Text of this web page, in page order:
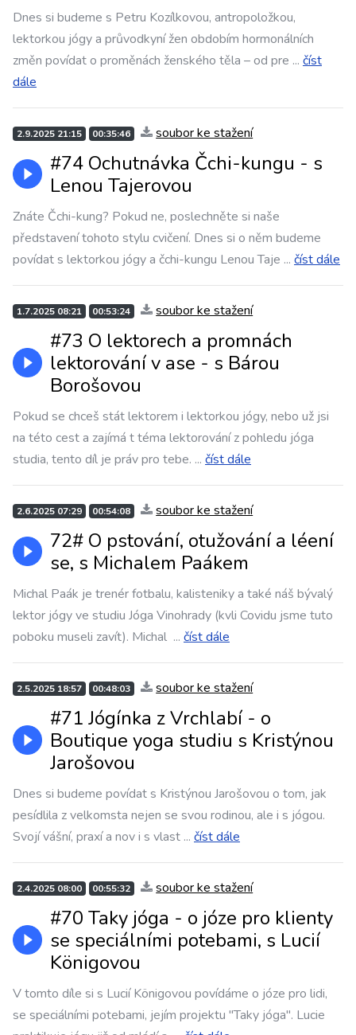
Dnes si budeme s Petru Kozílkovou, antropoložkou,
lektorkou jógy a průvodkyní žen obdobím hormonálních
změn povídat o proměnách ženského těla – od pre ... číst
dále
2.9.2025 21:15 00:35:46 soubor ke stažení
#74 Ochutnávka Čchi-kungu - s
Lenou Tajerovou
Znáte Čchi-kung? Pokud ne, poslechněte si naše
představení tohoto stylu cvičení. Dnes si o něm budeme
povídat s lektorkou jógy a čchi-kungu Lenou Taje ... číst dále
1.7.2025 08:21 00:53:24 soubor ke stažení
#73 O lektorech a promnách
lektorování v ase - s Bárou
Borošovou
Pokud se chceš stát lektorem i lektorkou jógy, nebo už jsi
na této cest a zajímá t téma lektorování z pohledu jóga
studia, tento díl je práv pro tebe. ... číst dále
2.6.2025 07:29 00:54:08 soubor ke stažení
72# O pstování, otužování a léení
se, s Michalem Paákem
Michal Paák je trenér fotbalu, kalisteniky a také náš bývalý
lektor jógy ve studiu Jóga Vinohrady (kvli Covidu jsme tuto
poboku museli zavít). Michal ... číst dále
2.5.2025 18:57 00:48:03 soubor ke stažení
#71 Jógínka z Vrchlabí - o
Boutique yoga studiu s Kristýnou
Jarošovou
Dnes si budeme povídat s Kristýnou Jarošovou o tom, jak
pesídlila z velkomsta nejen se svou rodinou, ale i s jógou.
Svojí vášní, praxí a nov i s vlast ... číst dále
2.4.2025 08:00 00:55:32 soubor ke stažení
#70 Taky jóga - o józe pro klienty
se speciálními potebami, s Lucií
Königovou
V tomto díle si s Lucií Königovou povídáme o józe pro lidi,
se speciálními potebami, jejím projektu "Taky jóga". Lucie